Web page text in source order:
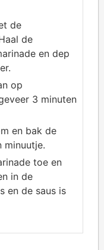
de
de
en dep
op
3 minuten
en bak de
minuutje.
toe en
in de
en de saus is